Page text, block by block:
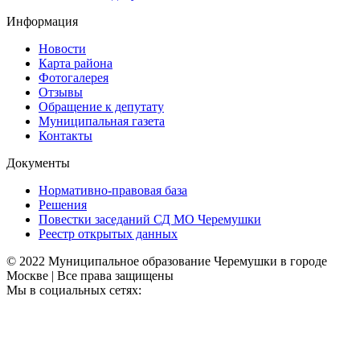
Информация
Новости
Карта района
Фотогалерея
Отзывы
Обращение к депутату
Муниципальная газета
Контакты
Документы
Нормативно-правовая база
Решения
Повестки заседаний СД МО Черемушки
Реестр открытых данных
© 2022 Муниципальное образование Черемушки в городе
Москве | Все права защищены
Мы в социальных сетях: